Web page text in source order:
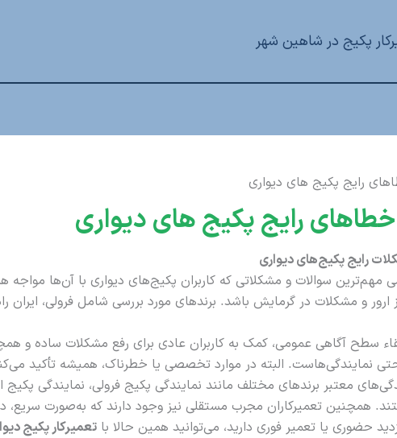
پکیج در شاهین شهر
رایج پکیج های دیواری
رایج پکیج های دیواری
رایج پکیج‌های دیواری
مهم‌ترین سوالات و مشکلاتی که کاربران پکیج‌های دیواری با آن‌ها
ارور و مشکلات در گرمایش باشد. برندهای مورد بررسی شامل فرولی، ایران
سطح آگاهی عمومی، کمک به کاربران عادی برای رفع مشکلات ساده و
حتی نمایندگی‌هاست. البته در موارد تخصصی یا خطرناک، همیشه تأکید
معتبر برندهای مختلف مانند نمایندگی پکیج فرولی، نمایندگی پکیج
همچنین تعمیرکاران مجرب مستقلی نیز وجود دارند که به‌صورت
حضوری یا تعمیر فوری دارید، می‌توانید همین حالا با تعمیرکار پکیج